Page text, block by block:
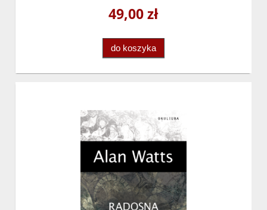
49,00 zł
do koszyka